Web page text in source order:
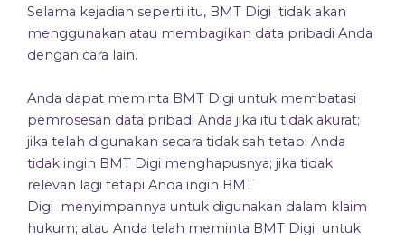
Selama kejadian seperti itu, BMT Digi tidak akan
menggunakan atau membagikan data pribadi Anda
dengan cara lain.
Anda dapat meminta BMT Digi untuk membatasi
pemrosesan data pribadi Anda jika itu tidak akurat;
jika telah digunakan secara tidak sah tetapi Anda
tidak ingin BMT Digi menghapusnya; jika tidak
relevan lagi tetapi Anda ingin BMT
Digi menyimpannya untuk digunakan dalam klaim
hukum; atau Anda telah meminta BMT Digi untuk